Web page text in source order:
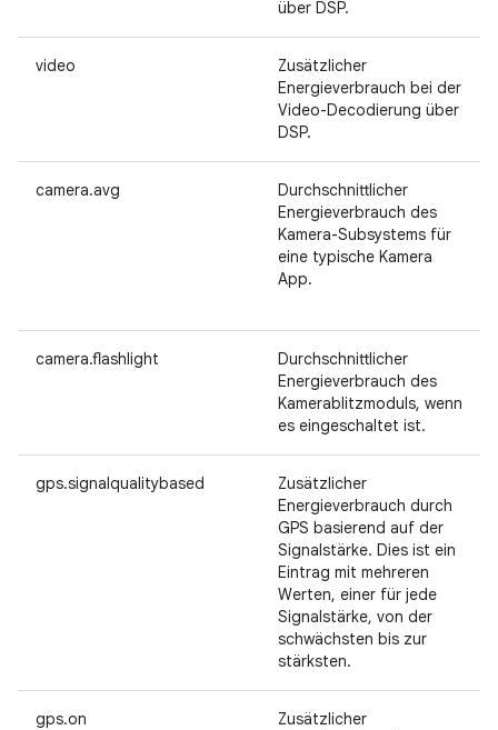
über DSP.
video
Zusätzlicher
Energieverbrauch bei der
Video-Decodierung über
DSP.
camera.avg
Durchschnittlicher
Energieverbrauch des
Kamera-Subsystems für
eine typische Kamera
App.
camera.flashlight
Durchschnittlicher
Energieverbrauch des
Kamerablitzmoduls, wenn
es eingeschaltet ist.
gps.signalqualitybased
Zusätzlicher
Energieverbrauch durch
GPS basierend auf der
Signalstärke. Dies ist ein
Eintrag mit mehreren
Werten, einer für jede
Signalstärke, von der
schwächsten bis zur
stärksten.
gps.on
Zusätzlicher